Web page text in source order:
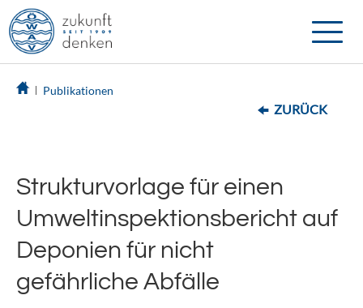
Toggle
Publikationen
ZURÜCK
Strukturvorlage für einen
Umweltinspektionsbericht auf
Deponien für nicht
gefährliche Abfälle